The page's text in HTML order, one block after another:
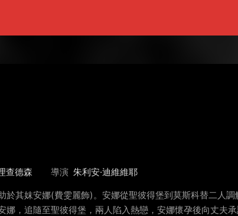
查德森 導演 朱利安·迪維維耶
其妺安娜(費雯麗飾)。安娜從聖彼得堡到莫斯科替二人
，追隨至聖彼得堡，兩人陷入熱戀，安娜懷孕後向丈夫